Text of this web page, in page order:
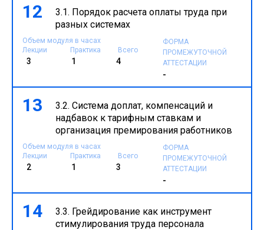
12
3.1. Порядок расчета оплаты труда при
разных системах
Объем модуля в часах
Лекции
Практика Всего
3 1 4
ФОРМА
ПРОМЕЖУТОЧНОЙ
АТТЕСТАЦИИ
-
13
3.2. Система доплат, компенсаций и
надбавок к тарифным ставкам и
организация премирования работников
Объем модуля в часах
Лекции
Практика Всего
2 1 3
ФОРМА
ПРОМЕЖУТОЧНОЙ
АТТЕСТАЦИИ
-
14
3.3. Грейдирование как инструмент
стимулирования труда персонала